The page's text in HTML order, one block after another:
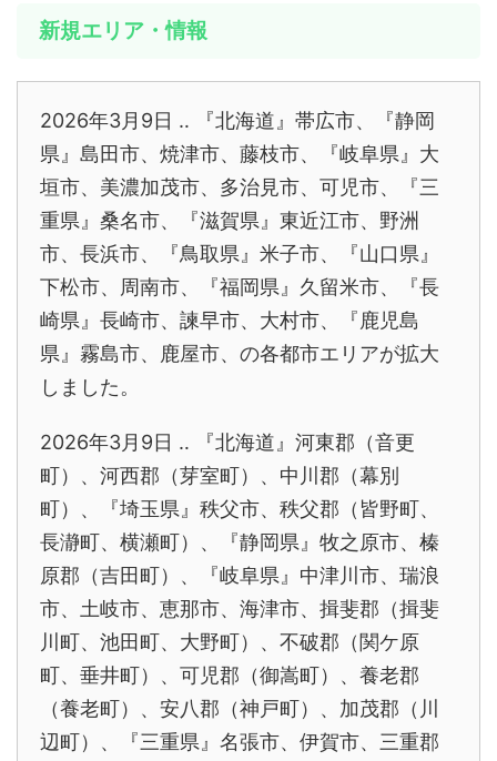
新規エリア・情報
2026年3月9日 ‥ 『北海道』帯広市、『静岡
県』島田市、焼津市、藤枝市、『岐阜県』大
垣市、美濃加茂市、多治見市、可児市、『三
重県』桑名市、『滋賀県』東近江市、野洲
市、長浜市、『鳥取県』米子市、『山口県』
下松市、周南市、『福岡県』久留米市、『長
崎県』長崎市、諫早市、大村市、『鹿児島
県』霧島市、鹿屋市、の各都市エリアが拡大
しました。
2026年3月9日 ‥ 『北海道』河東郡（音更
町）、河西郡（芽室町）、中川郡（幕別
町）、『埼玉県』秩父市、秩父郡（皆野町、
長瀞町、横瀬町）、『静岡県』牧之原市、榛
原郡（吉田町）、『岐阜県』中津川市、瑞浪
市、土岐市、恵那市、海津市、揖斐郡（揖斐
川町、池田町、大野町）、不破郡（関ケ原
町、垂井町）、可児郡（御嵩町）、養老郡
（養老町）、安八郡（神戸町）、加茂郡（川
辺町）、『三重県』名張市、伊賀市、三重郡